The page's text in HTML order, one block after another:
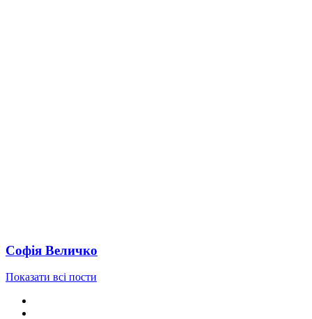
Софія Величко
Показати всі пости